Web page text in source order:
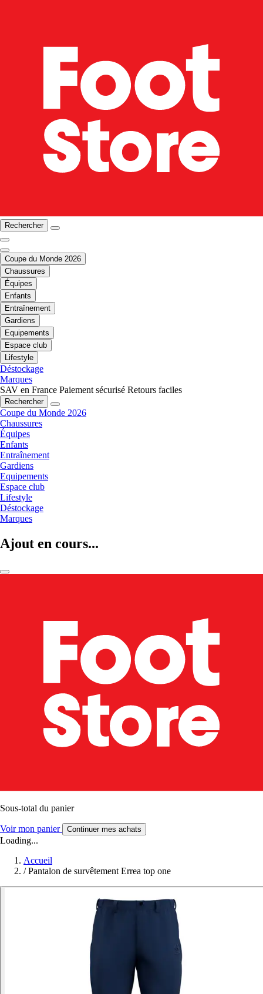
Rechercher
Coupe du Monde 2026
Chaussures
Équipes
Enfants
Entraînement
Gardiens
Equipements
Espace club
Lifestyle
Déstockage
Marques
SAV en France Paiement sécurisé Retours faciles
Rechercher
Coupe du Monde 2026
Chaussures
Équipes
Enfants
Entraînement
Gardiens
Equipements
Espace club
Lifestyle
Déstockage
Marques
Ajout en cours...
Sous-total du panier
Voir mon panier Continuer mes achats
Loading...
Accueil
/ Pantalon de survêtement Errea top one